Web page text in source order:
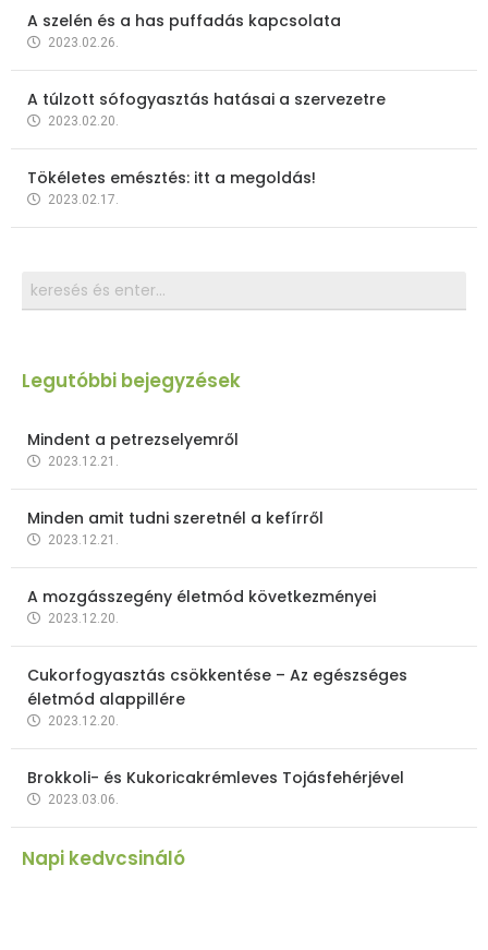
A szelén és a has puffadás kapcsolata
2023.02.26.
A túlzott sófogyasztás hatásai a szervezetre
2023.02.20.
Tökéletes emésztés: itt a megoldás!
2023.02.17.
Legutóbbi bejegyzések
Mindent a petrezselyemről
2023.12.21.
Minden amit tudni szeretnél a kefírről
2023.12.21.
A mozgásszegény életmód következményei
2023.12.20.
Cukorfogyasztás csökkentése – Az egészséges
életmód alappillére
2023.12.20.
Brokkoli- és Kukoricakrémleves Tojásfehérjével
2023.03.06.
Napi kedvcsináló